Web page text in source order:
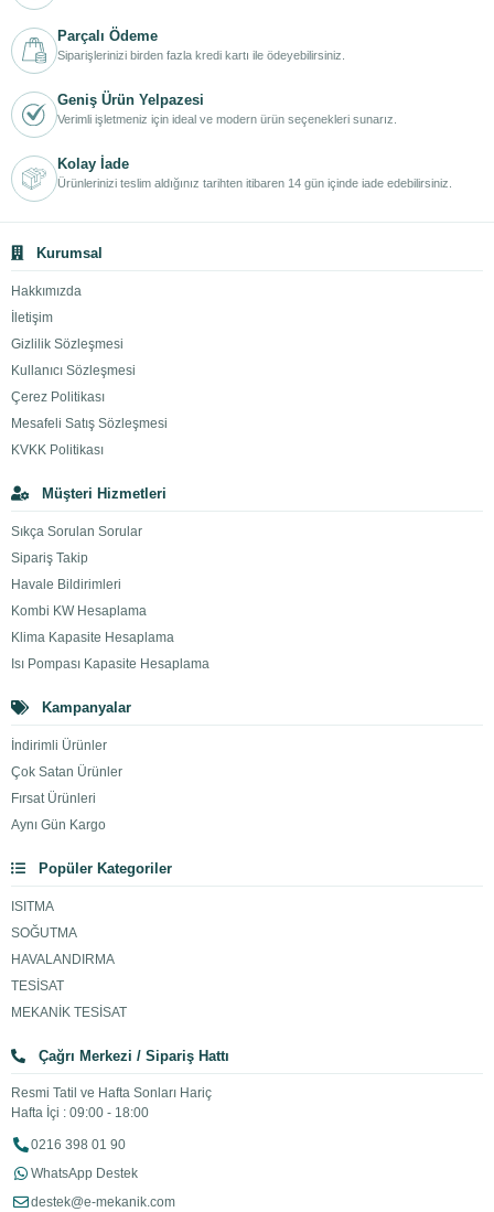
Parçalı Ödeme
Siparişlerinizi birden fazla kredi kartı ile ödeyebilirsiniz.
Geniş Ürün Yelpazesi
Verimli işletmeniz için ideal ve modern ürün seçenekleri sunarız.
Kolay İade
Ürünlerinizi teslim aldığınız tarihten itibaren 14 gün içinde iade edebilirsiniz.
Kurumsal
Hakkımızda
İletişim
Gizlilik Sözleşmesi
Kullanıcı Sözleşmesi
Çerez Politikası
Mesafeli Satış Sözleşmesi
KVKK Politikası
Müşteri Hizmetleri
Sıkça Sorulan Sorular
Sipariş Takip
Havale Bildirimleri
Kombi KW Hesaplama
Klima Kapasite Hesaplama
Isı Pompası Kapasite Hesaplama
Kampanyalar
İndirimli Ürünler
Çok Satan Ürünler
Fırsat Ürünleri
Aynı Gün Kargo
Popüler Kategoriler
ISITMA
SOĞUTMA
HAVALANDIRMA
TESİSAT
MEKANİK TESİSAT
Çağrı Merkezi / Sipariş Hattı
Resmi Tatil ve Hafta Sonları Hariç
Hafta İçi : 09:00 - 18:00
0216 398 01 90
WhatsApp Destek
destek@e-mekanik.com